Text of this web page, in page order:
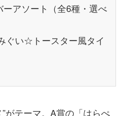
アソート（全6種・選べ
ぐい☆トースター風タイ
がテーマ。A賞の「はらぺ